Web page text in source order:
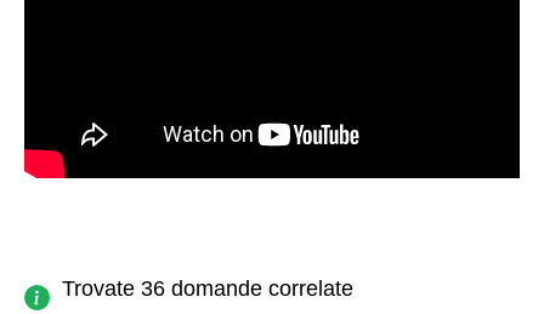
Trovate 36 domande correlate